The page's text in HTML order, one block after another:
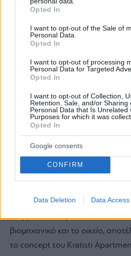
grant or deny consent to Google
use your data for below specified
consent section.
Opted In
I want to opt-out of the Sale of
Personal Data.
Opted In
I want to opt-out of processing
Personal Data for Targeted
Opted In
I want to opt-out of Collection,
Retention, Sale, and/or Sharing
Personal Data that Is Unrelated
Purposes for which it was
Opted In
Google consents
CONFIRM
Data Deletion Data Access
και ο εσωτερικός σχεδιασμός
συνεκτικότητα και συνάφεια με
ένα παράδειγμα του πώς
ιδέα, τη σύνδεση με τον τόπο, σε
εμπειρία καθημερινής ζωής.
Με ποιον τρόπο η ατμόσφαιρα
το concept του χώρου στο
Η Σύρος έχει μια μοναδική
τη νησιωτική γαλήνη και το φως
ισορροπία ανάμεσα στο παλιό
βιομηχανικό και το οικείο,
το concept του Kratisti